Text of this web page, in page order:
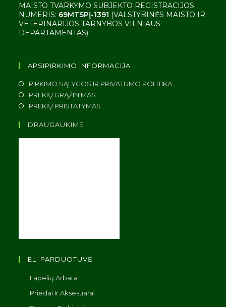
MAISTO TVARKYMO SUBJEKTO REGISTRACIJOS
NUMERIS: 69MTSPĮ-1391 (VALSTYBINĖS MAISTO IR
VETERINARIJOS TARNYBOS VILNIAUS
DEPARTAMENTAS)
APSIPIRKIMO INFORMACIJA
PIRKIMO SĄLYGOS IR PRIVATUMO POLITIKA
PREKIŲ GRĄŽINIMAS
PREKIŲ PRISTATYMAS
DRAUGAUKIME
EL. PARDUOTUVĖ
Lapelių Arbata
Priedai Ir Aksesuarai